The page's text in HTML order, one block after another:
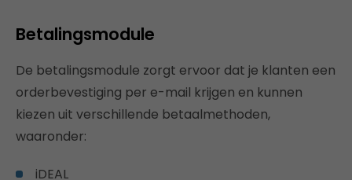
Betalingsmodule
De betalingsmodule zorgt ervoor dat je klanten een
orderbevestiging per e-mail krijgen en kunnen
kiezen uit verschillende betaalmethoden,
waaronder:
iDEAL